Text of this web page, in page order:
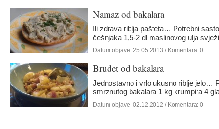
Namaz od bakalara
Ili zdrava riblja pašteta… Potrebni
češnjaka 1,5-2 dl maslinovog ulja
Datum objave: 25.05.2013 / Komentara: 0
Brudet od bakalara
Jednostavno i vrlo ukusno riblje jelo…
smrznutog bakalara 1 kg krumpira 4
Datum objave: 02.12.2012 / Komentara: 0